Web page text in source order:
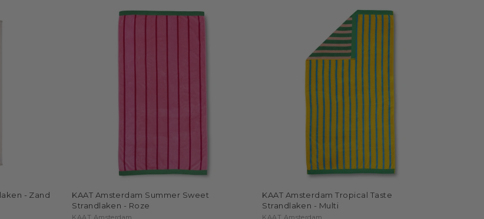
- Zand
KAAT Amsterdam Summer Sweet
Strandlaken - Roze
KAAT Amsterdam
KAAT Amsterdam Tropical Taste
Strandlaken - Multi
KAAT Amsterdam